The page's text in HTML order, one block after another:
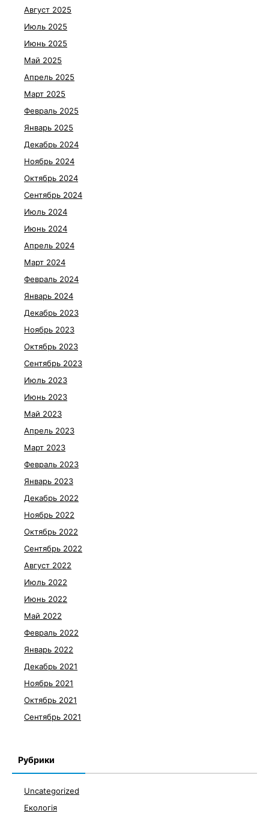
Август 2025
Июль 2025
Июнь 2025
Май 2025
Апрель 2025
Март 2025
Февраль 2025
Январь 2025
Декабрь 2024
Ноябрь 2024
Октябрь 2024
Сентябрь 2024
Июль 2024
Июнь 2024
Апрель 2024
Март 2024
Февраль 2024
Январь 2024
Декабрь 2023
Ноябрь 2023
Октябрь 2023
Сентябрь 2023
Июль 2023
Июнь 2023
Май 2023
Апрель 2023
Март 2023
Февраль 2023
Январь 2023
Декабрь 2022
Ноябрь 2022
Октябрь 2022
Сентябрь 2022
Август 2022
Июль 2022
Июнь 2022
Май 2022
Февраль 2022
Январь 2022
Декабрь 2021
Ноябрь 2021
Октябрь 2021
Сентябрь 2021
Рубрики
Uncategorized
Екологія